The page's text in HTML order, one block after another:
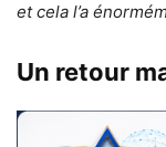
et cela l’a
Un retour